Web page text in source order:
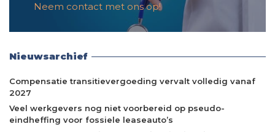
Neem contact met ons op!
Nieuwsarchief
Compensatie transitievergoeding vervalt volledig vanaf
2027
Veel werkgevers nog niet voorbereid op pseudo-
eindheffing voor fossiele leaseauto’s